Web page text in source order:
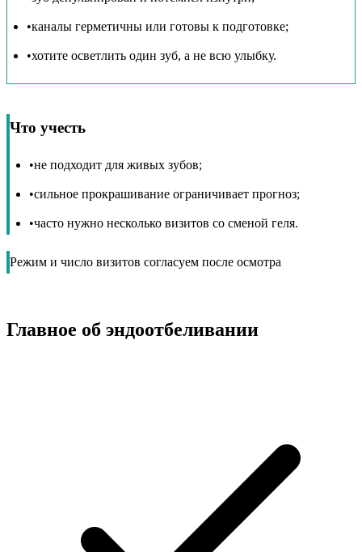
•каналы герметичны или готовы к подготовке;
•хотите осветлить один зуб, а не всю улыбку.
Что учесть
•не подходит для живых зубов;
•сильное прокрашивание ограничивает прогноз;
•часто нужно несколько визитов со сменой геля.
Режим и число визитов согласуем после осмотра
Главное об эндоотбеливании